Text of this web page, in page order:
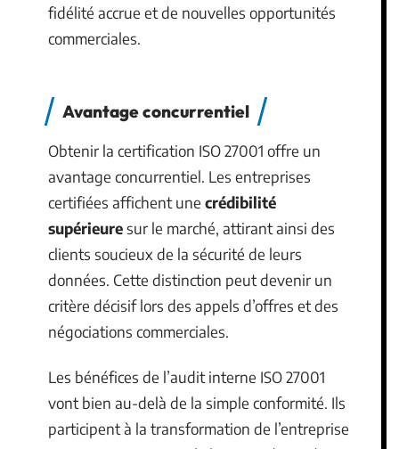
fidélité accrue et de nouvelles opportunités
commerciales.
Avantage concurrentiel
Obtenir la certification ISO 27001 offre un
avantage concurrentiel. Les entreprises
certifiées affichent une crédibilité
supérieuresur le marché, attirant ainsi des
clients soucieux de la sécurité de leurs
données. Cette distinction peut devenir un
critère décisif lors des appels d’offres et des
négociations commerciales.
Les bénéfices de l’audit interne ISO 27001
vont bien au-delà de la simple conformité. Ils
participent à la transformation de l’entreprise